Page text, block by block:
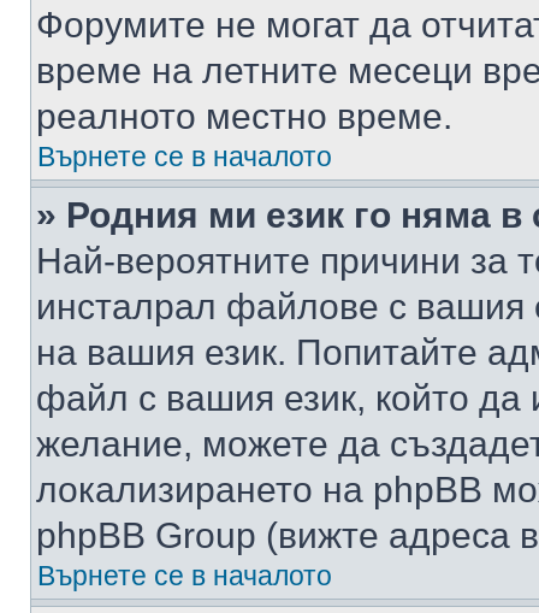
Форумите не могат да
време на летните месеци
реалното местно време.
Върнете се в началото
» Родния ми език го няма в
Най-вероятните причини за
инсталрал файлове с вашия
на вашия език. Попитайте
файл с вашия език, който да
желание, можете да
локализирането на phpBB
phpBB Group (вижте адреса
Върнете се в началото